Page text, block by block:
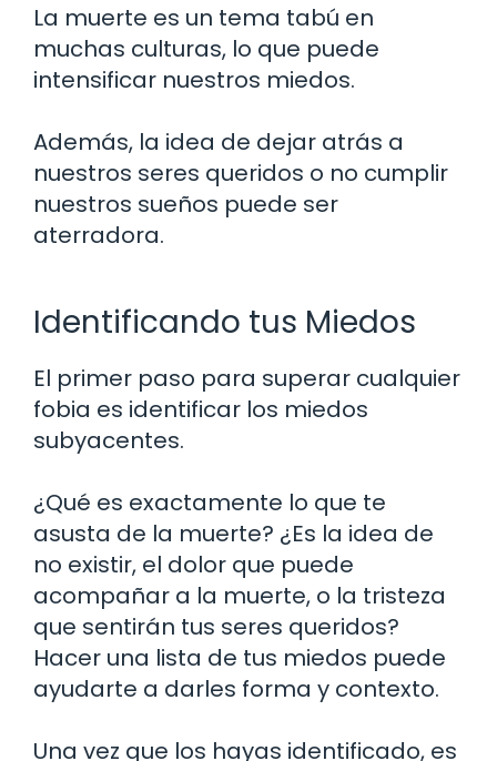
La muerte es un tema tabú en
muchas culturas, lo que puede
intensificar nuestros miedos.
Además, la idea de dejar atrás a
nuestros seres queridos o no cumplir
nuestros sueños puede ser
aterradora.
Identificando tus Miedos
El primer paso para superar cualquier
fobia es identificar los miedos
subyacentes.
¿Qué es exactamente lo que te
asusta de la muerte? ¿Es la idea de
no existir, el dolor que puede
acompañar a la muerte, o la tristeza
que sentirán tus seres queridos?
Hacer una lista de tus miedos puede
ayudarte a darles forma y contexto.
Una vez que los hayas identificado, es